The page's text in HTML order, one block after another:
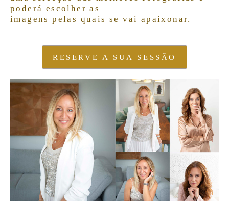
poderá escolher as
imagens pelas quais se vai apaixonar.
RESERVE A SUA SESSÃO